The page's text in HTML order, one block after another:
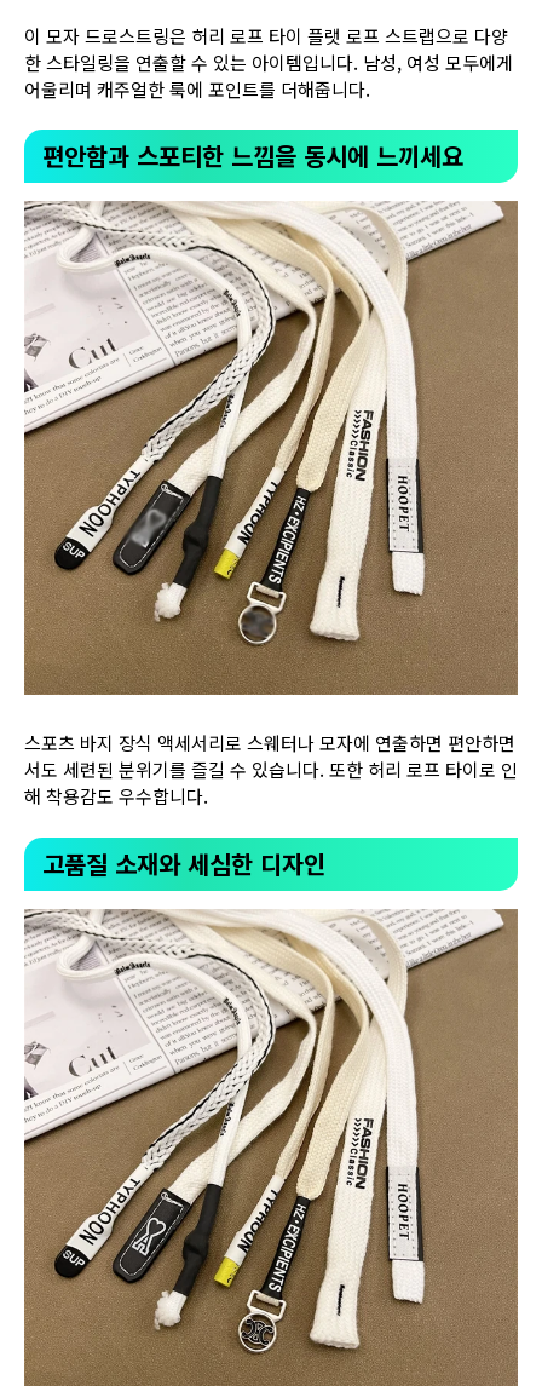
이 모자 드로스트링은 허리 로프 타이 플랫 로프 스트랩으로 다양
한 스타일링을 연출할 수 있는 아이템입니다. 남성, 여성 모두에게
어울리며 캐주얼한 룩에 포인트를 더해줍니다.
편안함과 스포티한 느낌을 동시에 느끼세요
스포츠 바지 장식 액세서리로 스웨터나 모자에 연출하면 편안하면
서도 세련된 분위기를 즐길 수 있습니다. 또한 허리 로프 타이로 인
해 착용감도 우수합니다.
고품질 소재와 세심한 디자인